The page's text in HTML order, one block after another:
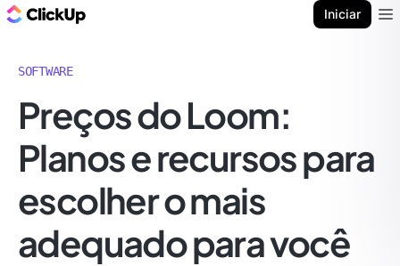
Iniciar
SOFTWARE
Preços do Loom:
Planos e recursos para
escolher o mais
adequado para você